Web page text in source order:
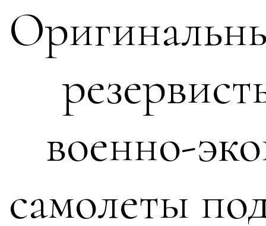
военно-
самолеты